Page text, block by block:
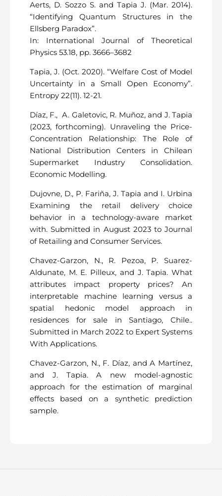
Aerts, D. Sozzo S. and Tapia J. (Mar. 2014).
“Identifying Quantum Structures in the
Ellsberg Paradox”.
In: International Journal of Theoretical
Physics 53.18, pp. 3666–3682
Tapia, J. (Oct. 2020). “Welfare Cost of Model
Uncertainty in a Small Open Economy”.
Entropy 22(11). 12-21.
Díaz, F., A. Galetovic, R. Muñoz, and J. Tapia
(2023, forthcoming). Unraveling the Price-
Concentration Relationship: The Role of
National Distribution Centers in Chilean
Supermarket Industry Consolidation.
Economic Modelling.
Dujovne, D., P. Fariña, J. Tapia and I. Urbina
Examining the retail delivery choice
behavior in a technology-aware market
with. Submitted in August 2023 to Journal
of Retailing and Consumer Services.
Chavez-Garzon, N., R. Pezoa, P. Suarez-
Aldunate, M. E. Pilleux, and J. Tapia. What
attributes impact property prices? An
interpretable machine learning versus a
spatial hedonic model approach in
residences for sale in Santiago, Chile..
Submitted in March 2022 to Expert Systems
With Applications.
Chavez-Garzon, N., F. Díaz, and A Martínez,
and J. Tapia. A new model-agnostic
approach for the estimation of marginal
effects based on a synthetic prediction
sample.